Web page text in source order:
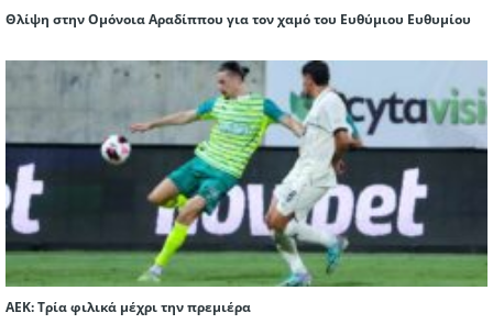
Θλίψη στην Ομόνοια Αραδίππου για τον χαμό του Ευθύμιου Ευθυμίου
ΑΕΚ: Τρία φιλικά μέχρι την πρεμιέρα